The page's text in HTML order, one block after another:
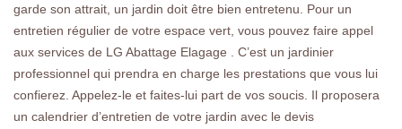
garde son attrait, un jardin doit être bien entretenu. Pour un
entretien régulier de votre espace vert, vous pouvez faire appel
aux services de LG Abattage Elagage . C’est un jardinier
professionnel qui prendra en charge les prestations que vous lui
confierez. Appelez-le et faites-lui part de vos soucis. Il proposera
un calendrier d’entretien de votre jardin avec le devis